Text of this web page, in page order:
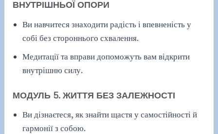
ВНУТРІШНЬОЇ ОПОРИ
Ви навчитеся знаходити радість і впевненість у
собі без стороннього схвалення.
Медитації та вправи допоможуть вам відкрити
внутрішню силу.
МОДУЛЬ 5. ЖИТТЯ БЕЗ ЗАЛЕЖНОСТІ
Ви дізнаєтеся, як знайти щастя у самостійності й
гармонії з собою.